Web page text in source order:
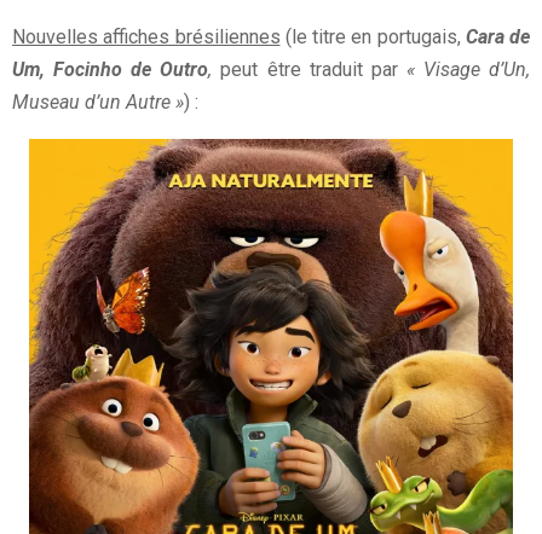
Nouvelles affiches brésiliennes (le titre en portugais, Cara de
Um, Focinho de Outro,peut être traduit par « Visage d’Un,
Museau d’un Autre ») :